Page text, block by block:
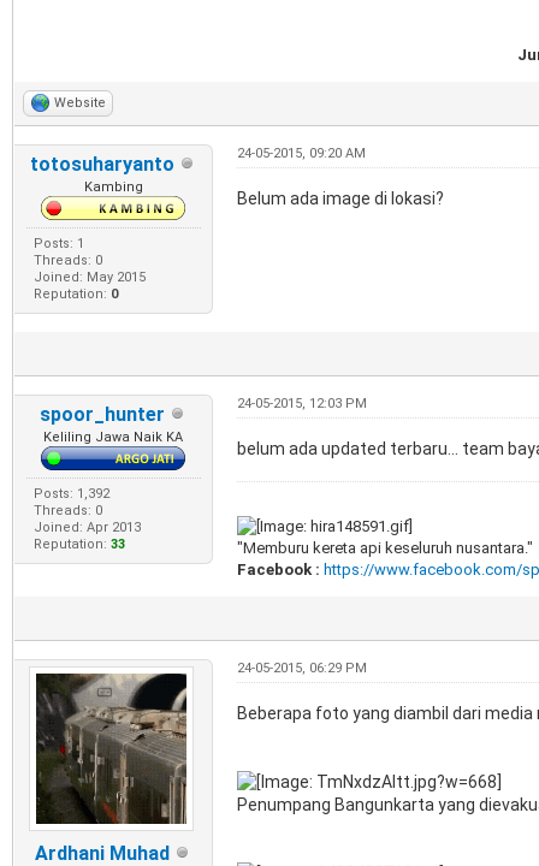
Website
totosuharyanto
Kambing
Posts: 1
Threads: 0
Joined: May 2015
Reputation: 0
24-05-2015, 09:20 AM
Belum ada image di lokasi?
spoor_hunter
Keliling Jawa Naik KA
Posts: 1,392
Threads: 0
Joined: Apr 2013
Reputation: 33
24-05-2015, 12:03 PM
belum ada updated terbaru... team
"Memburu kereta api keseluruh nusantara."
Facebook : https://www.facebook.com/
Ardhani Muhad
24-05-2015, 06:29 PM
Beberapa foto yang diambil dari media
Penumpang Bangunkarta yang